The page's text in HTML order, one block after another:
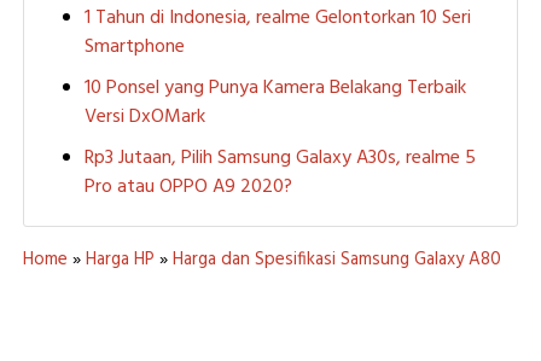
1 Tahun di Indonesia, realme Gelontorkan 10 Seri
Smartphone
10 Ponsel yang Punya Kamera Belakang Terbaik
Versi DxOMark
Rp3 Jutaan, Pilih Samsung Galaxy A30s, realme 5
Pro atau OPPO A9 2020?
Home »Harga HP »Harga dan Spesifikasi Samsung Galaxy A80